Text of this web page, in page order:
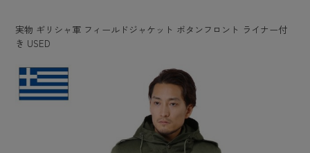
実物 ギリシャ軍 フィールドジャケット ボタンフロント ライナー付
き USED